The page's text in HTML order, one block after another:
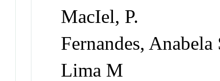
MacIel, P.
Fernandes,
Lima M